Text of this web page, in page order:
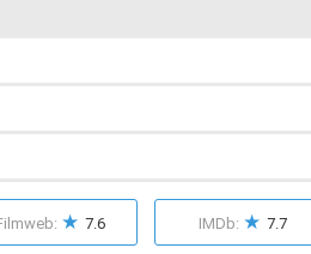
★ 7.6 IMDb: ★ 7.7